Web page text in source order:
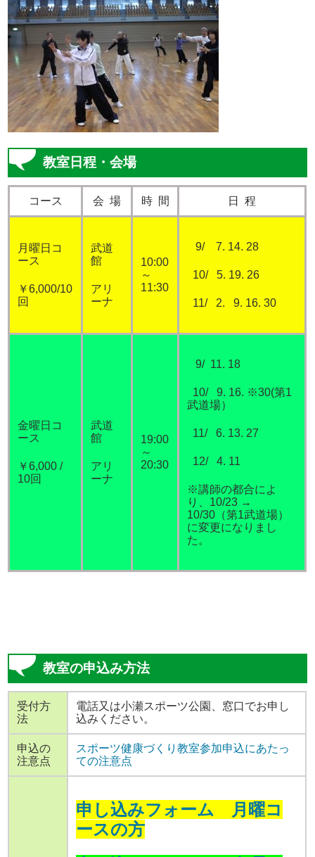
教室日程・会場
コース 会 場 時 間 日 程
月曜日コ
ース
￥6,000/10
回
武道
館
アリ
ーナ
10:00
～
11:30
9/ 7. 14. 28
10/ 5. 19. 26
11/ 2. 9. 16. 30
金曜日コ
ース
￥6,000 /
10回
武道
館
アリ
ーナ
19:00
～
20:30
9/ 11. 18
10/ 9. 16. ※30(第1
武道場）
11/ 6. 13. 27
12/ 4. 11
※講師の都合によ
り、10/23 →
10/30（第1武道場）
に変更になりまし
た。
教室の申込み方法
受付方
法
電話又は小瀬スポーツ公園、窓口でお申し
込みください。
申込の
注意点
スポーツ健康づくり教室参加申込にあたっ
ての注意点
申し込みフォーム 月 曜コ
ースの方